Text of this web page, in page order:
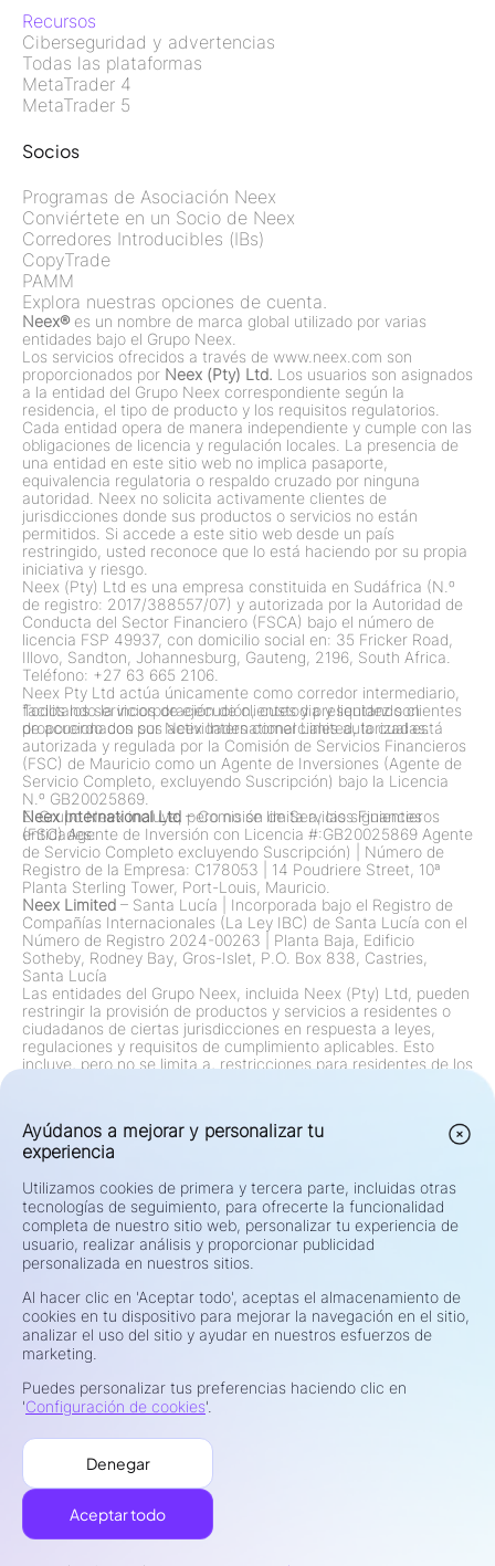
Recursos
Ciberseguridad y advertencias
Todas las plataformas
MetaTrader 4
MetaTrader 5
Socios
Programas de Asociación Neex
Conviértete en un Socio de Neex
Corredores Introducibles (IBs)
CopyTrade
PAMM
Explora nuestras opciones de cuenta.
Neex®es un nombre de marca global utilizado por varias
entidades bajo el Grupo Neex.
Los servicios ofrecidos a través de www.neex.com son
proporcionados por Neex (Pty) Ltd. Los usuarios son asignados
a la entidad del Grupo Neex correspondiente según la
residencia, el tipo de producto y los requisitos regulatorios.
Cada entidad opera de manera independiente y cumple con las
obligaciones de licencia y regulación locales. La presencia de
una entidad en este sitio web no implica pasaporte,
equivalencia regulatoria o respaldo cruzado por ninguna
autoridad. Neex no solicita activamente clientes de
jurisdicciones donde sus productos o servicios no están
permitidos. Si accede a este sitio web desde un país
restringido, usted reconoce que lo está haciendo por su propia
iniciativa y riesgo.
Neex (Pty) Ltd es una empresa constituida en Sudáfrica (N.º
de registro: 2017/388557/07) y autorizada por la Autoridad de
Conducta del Sector Financiero (FSCA) bajo el número de
licencia FSP 49937, con domicilio social en: 35 Fricker Road,
Illovo, Sandton, Johannesburg, Gauteng, 2196, South Africa.
Teléfono: +27 63 665 2106.
Neex Pty Ltd actúa únicamente como corredor intermediario,
facilitando la incorporación de clientes y presentando clientes
de acuerdo con sus actividades comerciales autorizadas.
Todos los servicios de ejecución, custodia y liquidez son
proporcionados por Neex International Limited, la cual está
autorizada y regulada por la Comisión de Servicios Financieros
(FSC) de Mauricio como un Agente de Inversiones (Agente de
Servicio Completo, excluyendo Suscripción) bajo la Licencia
N.º GB20025869.
El Grupo Neex incluye, pero no se limita a, las siguientes
entidades:
Neex International Ltd – Comisión de Servicios Financieros
(FSC) Agente de Inversión con Licencia #:GB20025869 Agente
de Servicio Completo excluyendo Suscripción)
Número de
Registro de la Empresa: C178053
14 Poudriere Street, 10ª
Planta Sterling Tower, Port-Louis, Mauricio.
Neex Limited – Santa Lucía
Incorporada bajo el Registro de
Compañías Internacionales (La Ley IBC) de Santa Lucía con el
Número de Registro 2024-00263
Planta Baja, Edificio
Sotheby, Rodney Bay, Gros-Islet, P.O. Box 838, Castries,
Santa Lucía
Las entidades del Grupo Neex, incluida Neex (Pty) Ltd, pueden
restringir la provisión de productos y servicios a residentes o
ciudadanos de ciertas jurisdicciones en respuesta a leyes,
regulaciones y requisitos de cumplimiento aplicables. Esto
incluye, pero no se limita a, restricciones para residentes de los
con los cambios regulatorios.
Advertencia de Riesgo:
conllevan un alto riesgo de pérdida rápida de capital. Operar
con tales instrumentos puede no ser adecuado para todos los
inversores. Su potencial de ganancias o pérdidas está
directamente relacionado con las fluctuaciones del precio del
mercado. Antes de operar, considere detenidamente sus
objetivos de inversión, nivel de experiencia, situación financiera
y tolerancia al riesgo. Si no está seguro sobre los riesgos o
términos de la negociación, busque asesoramiento
independiente de un asesor financiero calificado. No comercie
con fondos que no puede permitirse perder.
Términos de Uso
Divulgación de Riesgos
Manejo de Quejas
©2026 NEEX. TODOS LOS DERECHOS RESERVADOS.
Ayúdanos a mejorar y personalizar tu
experiencia
Utilizamos cookies de primera y tercera parte, incluidas otras
tecnologías de seguimiento, para ofrecerte la funcionalidad
completa de nuestro sitio web, personalizar tu experiencia de
usuario, realizar análisis y proporcionar publicidad
personalizada en nuestros sitios.
Al hacer clic en 'Aceptar todo', aceptas el almacenamiento de
cookies en tu dispositivo para mejorar la navegación en el sitio,
analizar el uso del sitio y ayudar en nuestros esfuerzos de
marketing.
Puedes personalizar tus preferencias haciendo clic en
'Configuración de cookies'.
Denegar
Aceptar todo